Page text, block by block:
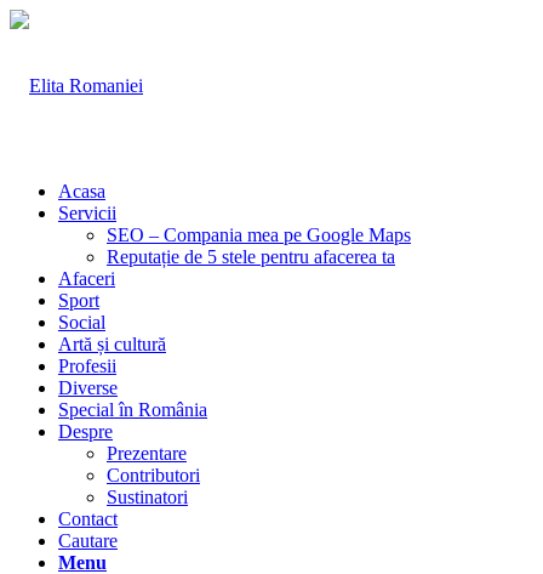
Acasa
Servicii
SEO – Compania mea pe Google Maps
Reputație de 5 stele pentru afacerea ta
Afaceri
Sport
Social
Artă și cultură
Profesii
Diverse
Special în România
Despre
Prezentare
Contributori
Sustinatori
Contact
Cautare
Menu